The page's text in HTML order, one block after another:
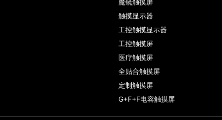
魔镜触摸屏
触摸显示器
工控触摸显示器
工控触摸屏
医疗触摸屏
全贴合触摸屏
定制触摸屏
G+F+F电容触摸屏